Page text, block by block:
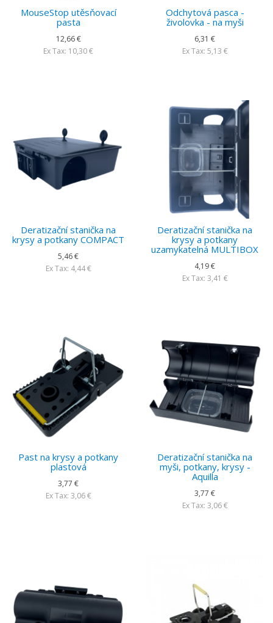
MouseStop utěsňovací
pasta
12,66 €
Ex Tax: 10,30 €
Odchytová pasca -
živolovka - na myši
6,31 €
Ex Tax: 5,13 €
Deratizační stanička na
krysy a potkany COMPACT
5,46 €
Ex Tax: 4,44 €
Deratizační stanička na
krysy a potkany
uzamykatelná MULTIBOX
4,19 €
Ex Tax: 3,41 €
Past na krysy a potkany
plastová
3,77 €
Ex Tax: 3,06 €
Deratizační stanička na
myši, potkany, krysy -
Aquilla
3,77 €
Ex Tax: 3,06 €